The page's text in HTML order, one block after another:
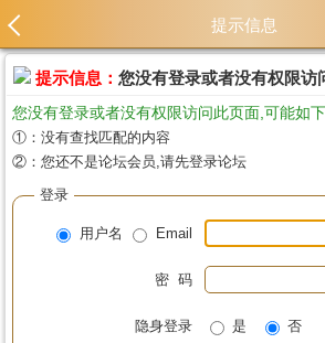
提示信息
提示信息： 您没有登录或者没有权限访
您没有登录或者没有权限访问此页面,可能如
①：没有查找匹配的内容
②：您还不是论坛会员,请先登录论坛
登录
用户名 Email
密 码
隐身登录 是 否